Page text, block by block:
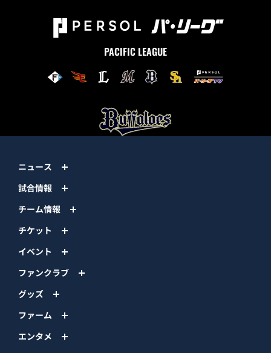
PACIFIC LEAGUE
ニュース
試合情報
チーム情報
チケット
イベント
ファンクラブ
グッズ
ファーム
エンタメ